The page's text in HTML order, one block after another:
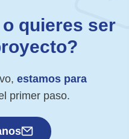
quieres ser
estamos para
primer paso.